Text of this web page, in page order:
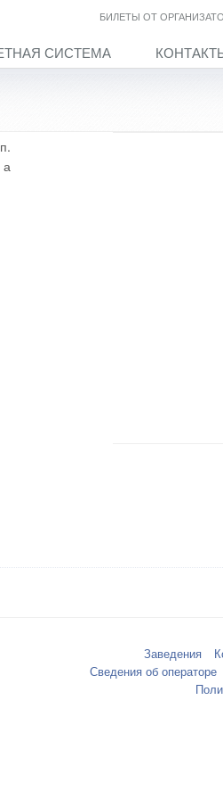
БИЛЕТЫ ОТ
СИСТЕМА
а
Заведения
Сведения об операторе